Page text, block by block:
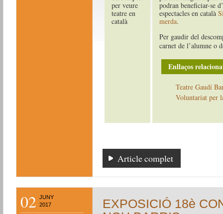
podran beneficiar-se
espectacles en català
merda.
Per gaudir del
carnet de l’alumne o
Enllaços
Teatre Gaudí
Voluntariat per
Article complet
02 JUNY
2017
EXPOSICIÓ 18è